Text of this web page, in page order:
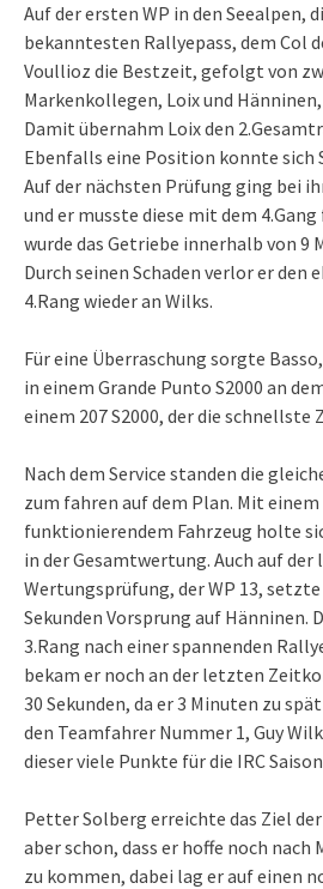
Auf der ersten WP in den Seealpen,
bekanntesten Rallyepass, dem Col
Voullioz die Bestzeit, gefolgt von
Markenkollegen, Loix und Hänninen,
Damit übernahm Loix den
Ebenfalls eine Position konnte sich
Auf der nächsten Prüfung ging bei
und er musste diese mit dem
wurde das Getriebe innerhalb von 9
Durch seinen Schaden verlor er den
4.Rang wieder an Wilks.
Für eine Überraschung sorgte
in einem Grande Punto S2000 an
einem 207 S2000, der die schnellste
Nach dem Service standen die
zum fahren auf dem Plan. Mit einem
funktionierendem Fahrzeug holte
in der Gesamtwertung. Auch auf
Wertungsprüfung, der WP 13,
Sekunden Vorsprung auf Hänninen.
3.Rang nach einer spannenden
bekam er noch an der letzten
30 Sekunden, da er 3 Minuten zu
den Teamfahrer Nummer 1, Guy
dieser viele Punkte für die IRC
Petter Solberg erreichte das Ziel
aber schon, dass er hoffe noch nach
zu kommen, dabei lag er auf einen